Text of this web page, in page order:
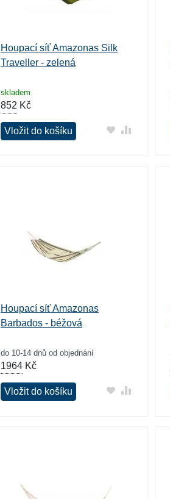
Houpací síť Amazonas Silk
Traveller - zelená
skladem
852 Kč
Vložit do košíku
Houpací síť Amazonas
Barbados - béžová
do 10-14 dnů od objednání
1964Kč
Vložit do košíku